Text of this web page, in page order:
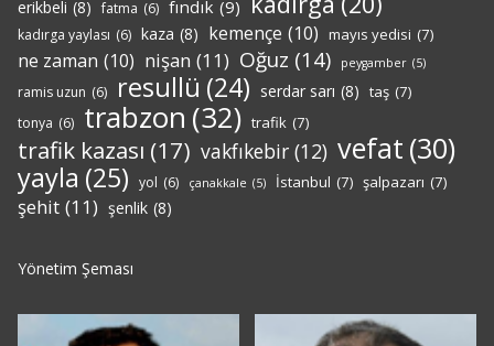
erikbeli (8) fatma (6) fındık (9)
kadırga yaylası (6) kaza (8) kemençe (10) mayıs yedisi (7)
ne zaman (10) nişan (11) Oğuz (14) peygamber (5)
ramis uzun (6) resullü (24) serdar sarı (8) taş (7)
tonya (6) trabzon (32) trafik (7)
trafik kazası (17) vakfıkebir (12) vefat (30)
yayla (25) yol (6) çanakkale (5) İstanbul (7) şalpazarı (7)
şehit (11) şenlik (8)
Yönetim Şeması